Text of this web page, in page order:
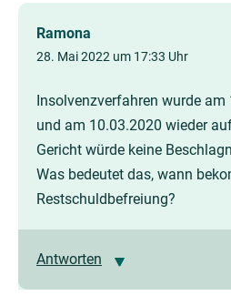
Ramona
28. Mai 2022 um 17:33 Uhr
Insolvenzverfahren wurde
und am 10.03.2020 wieder
Gericht würde keine
Was bedeutet das, wann
Restschuldbefreiung?
Antworten